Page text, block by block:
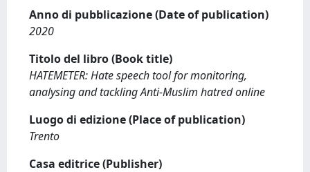
Anno di pubblicazione (Date of publication)
2020
Titolo del libro (Book title)
HATEMETER: Hate speech tool for monitoring,
analysing and tackling Anti-Muslim hatred online
Luogo di edizione (Place of publication)
Trento
Casa editrice (Publisher)